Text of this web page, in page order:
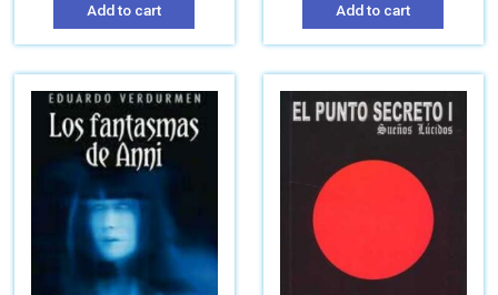
Add to cart Add to cart